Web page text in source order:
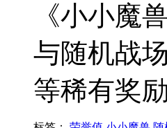
《小小魔
与随机战
等稀有奖